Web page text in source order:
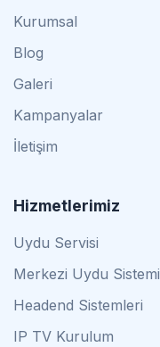
Kurumsal
Blog
Galeri
Kampanyalar
İletişim
Hizmetlerimiz
Uydu Servisi
Merkezi Uydu Sistemi
Headend Sistemleri
IP TV Kurulum